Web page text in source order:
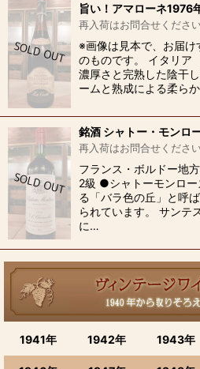
旨い！アマローネ1976
再入荷はお問合せくださ
※画像は見本で、お届
のものです。 イタリ
濃厚さと完熟した陰干
ームと熟成による柔ら
銘酒 シャトー・モンロ
再入荷はお問合せくださ
フランス・ボルドー地
2級 ●シャトーモンロ
る「バラ色の丘」と呼
られています。 サンテ
に…
1941年 1942年 1943年